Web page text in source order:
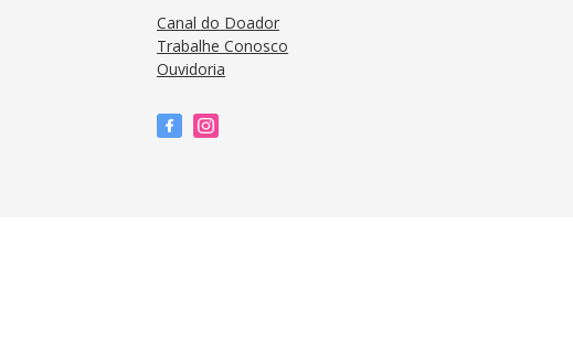
Canal do Doador
Trabalhe Conosco
Ouvidoria